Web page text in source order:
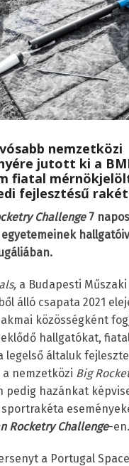
nemzetközi
jutott ki a
fiatal
fejlesztésű
Challenge7
a Budapesti
álló csapata 2021
közösségként
hallgatókat,
legelső általuk
nemzetközi Big
pedig hazánkat
Rocketry Challenge-en.
a Portugal